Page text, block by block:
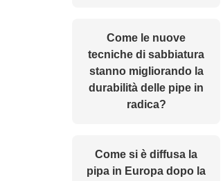
Come le nuove
tecniche di sabbiatura
stanno migliorando la
durabilità delle pipe in
radica?
Come si è diffusa la
pipa in Europa dopo la